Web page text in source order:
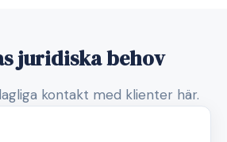
juridiska behov
kontakt med klienter här.